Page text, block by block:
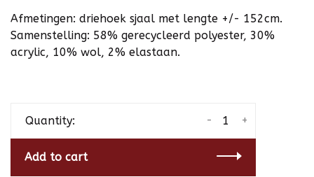
Afmetingen: driehoek sjaal met lengte +/- 152cm.
Samenstelling: 58% gerecycleerd polyester, 30%
acrylic, 10% wol, 2% elastaan.
Quantity: +
-
Add to cart